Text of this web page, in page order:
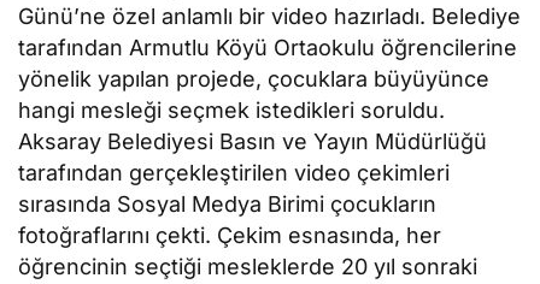
Günü’ne özel anlamlı bir video hazırladı. Belediye
tarafından Armutlu Köyü Ortaokulu öğrencilerine
yönelik yapılan projede, çocuklara büyüyünce
hangi mesleği seçmek istedikleri soruldu.
Aksaray Belediyesi Basın ve Yayın Müdürlüğü
tarafından gerçekleştirilen video çekimleri
sırasında Sosyal Medya Birimi çocukların
fotoğraflarını çekti. Çekim esnasında, her
öğrencinin seçtiği mesleklerde 20 yıl sonraki